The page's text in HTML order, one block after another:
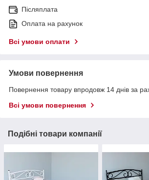
Післяплата
Оплата на рахунок
Всі умови оплати
Умови повернення
Повернення товару впродовж 14 днів за
Всі умови повернення
Подібні товари компанії